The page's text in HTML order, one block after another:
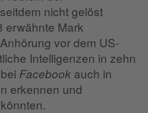
nicht gelöst
erwähnte Mark
vor dem US-
Intelligenzen in zehn
bei Facebook auch in
erkennen und